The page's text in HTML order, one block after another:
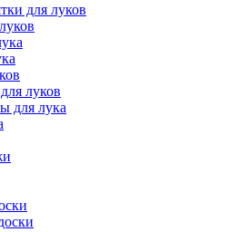
для луков
луков
для лука